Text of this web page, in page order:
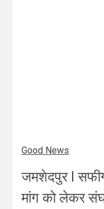
Good News
जमशेदपुर l
मांग को लेकर